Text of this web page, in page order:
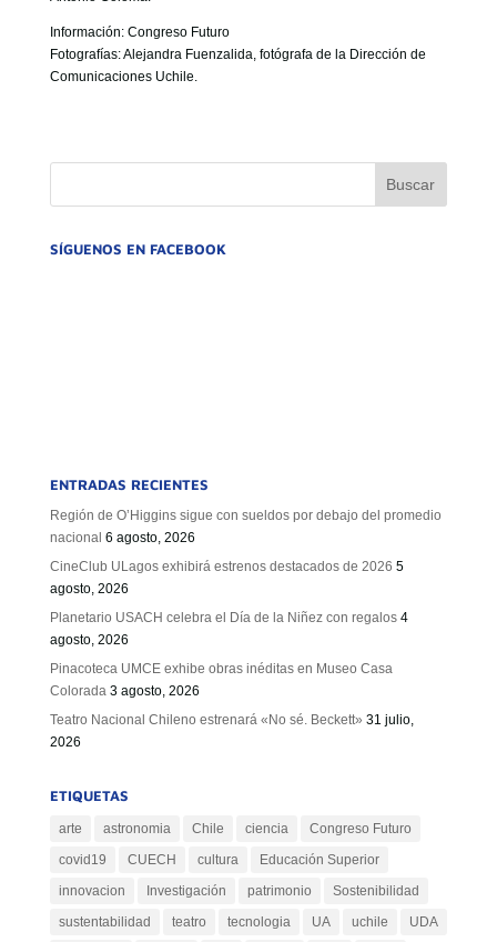
Información: Congreso Futuro
Fotografías: Alejandra Fuenzalida, fotógrafa de la Dirección de
Comunicaciones Uchile.
SÍGUENOS EN FACEBOOK
ENTRADAS RECIENTES
Región de O’Higgins sigue con sueldos por debajo del promedio
nacional 6 agosto, 2026
CineClub ULagos exhibirá estrenos destacados de 2026 5
agosto, 2026
Planetario USACH celebra el Día de la Niñez con regalos 4
agosto, 2026
Pinacoteca UMCE exhibe obras inéditas en Museo Casa
Colorada 3 agosto, 2026
Teatro Nacional Chileno estrenará «No sé. Beckett» 31 julio,
2026
ETIQUETAS
arte astronomia Chile ciencia
Congreso Futuro
covid19
CUECH cultura
Educación Superior
innovacion
Investigación patrimonio
Sostenibilidad
sustentabilidad
teatro tecnologia UA uchile
UDA